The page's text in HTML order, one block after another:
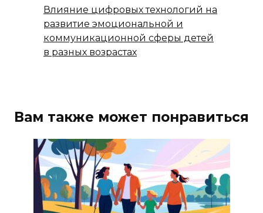
Влияние цифровых технологий на
развитие эмоциональной и
коммуникационной сферы детей
в разных возрастах
Вам также может понравиться